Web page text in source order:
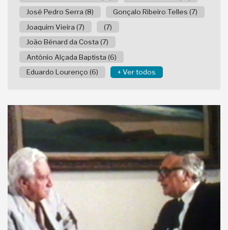
José Pedro Serra (8)
Gonçalo Ribeiro Telles (7)
Joaquim Vieira (7)
(7)
João Bénard da Costa (7)
António Alçada Baptista (6)
Eduardo Lourenço (6)
+ Ver todos